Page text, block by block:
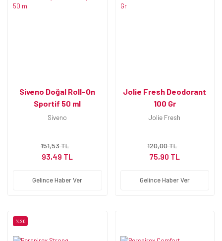
Siveno Doğal Roll-On
Sportif 50 ml
Siveno
151,53 TL
93,49 TL
Gelince Haber Ver
Jolie Fresh Deodorant
100 Gr
Jolie Fresh
120,00 TL
75,90 TL
Gelince Haber Ver
%20